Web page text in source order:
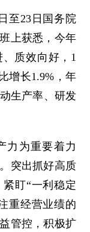
至23日国务院
上获悉，今年
质效向好，1
增长1.9%，年
生产率、研发
力为重要着力
突出抓好高质
盯“一利稳定
重经营业绩的
管控，积极扩